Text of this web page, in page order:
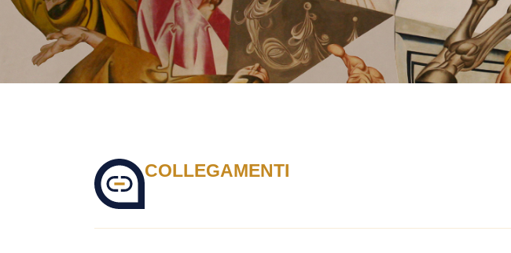
COLLEGAMENTI